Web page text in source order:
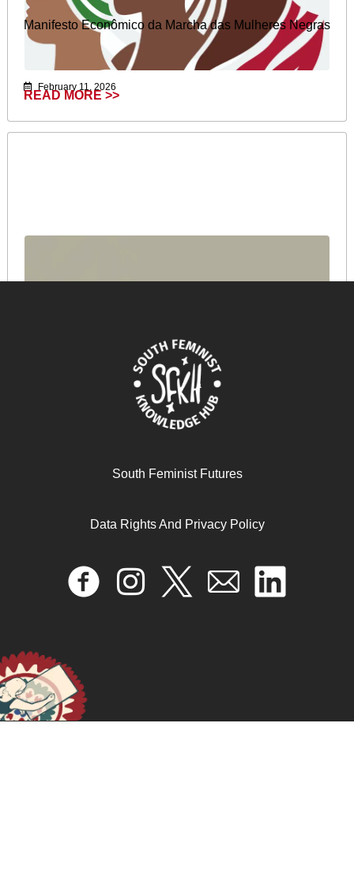
Manifesto Econômico da Marcha das Mulheres Negras
February 11, 2026
READ MORE >>
Ain’t I A Woman: Black Women and Feminism
April 17, 2024
READ MORE >>
South Feminist Futures
Data Rights And Privacy Policy